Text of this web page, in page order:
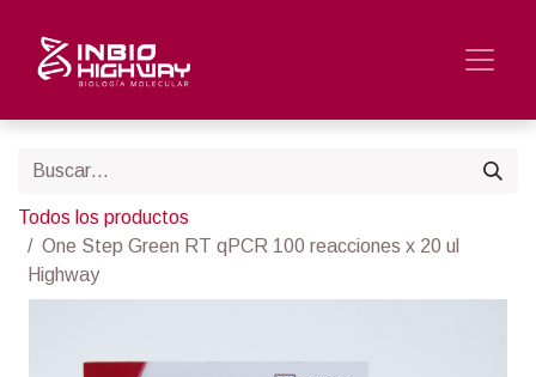
Todos los productos
One Step Green RT qPCR 100 reacciones x 20 ul
Highway